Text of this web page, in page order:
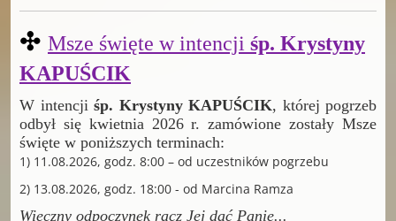
✣ Msze święte w intencji śp. Krystyny
KAPUŚCIK
W intencji śp. Krystyny KAPUŚCIK, której pogrzeb
odbył się kwietnia 2026 r. zamówione zostały Msze
święte w poniższych terminach:
1) 11.08.2026, godz. 8:00 – od uczestników pogrzebu
2) 13.08.2026, godz. 18:00 - od Marcina Ramza
Wieczny odpoczynek racz Jej dać Panie...